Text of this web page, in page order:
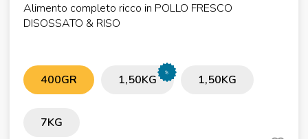
Alimento completo ricco in POLLO FRESCO
DISOSSATO & RISO
400GR 1,50KG % 1,50KG
7KG